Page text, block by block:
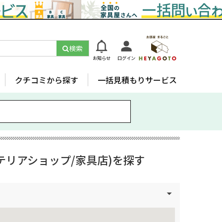
検索
お知らせ ログイン
クチコミから探す 一括見積もりサービス
リアショップ/家具店)を探す